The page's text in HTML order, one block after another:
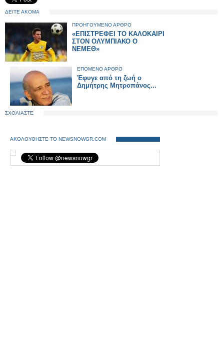
ΔΕΙΤΕ ΑΚΟΜΑ
ΠΡΟΗΓΟΥΜΕΝΟ ΑΡΘΡΟ
«ΕΠΙΣΤΡΕΦΕΙ ΤΟ ΚΑΛΟΚΑΙΡΙ
ΣΤΟΝ ΟΛΥΜΠΙΑΚΟ Ο
ΝΕΜΕΘ»
ΕΠΟΜΕΝΟ ΑΡΘΡΟ
Έφυγε από τη ζωή ο
Δημήτρης Μητροπάνος...
ΣΧΟΛΙΑΣΤΕ
ΑΚΟΛΟΥΘΗΣΤΕ ΤΟ NEWSNOWGR.COM